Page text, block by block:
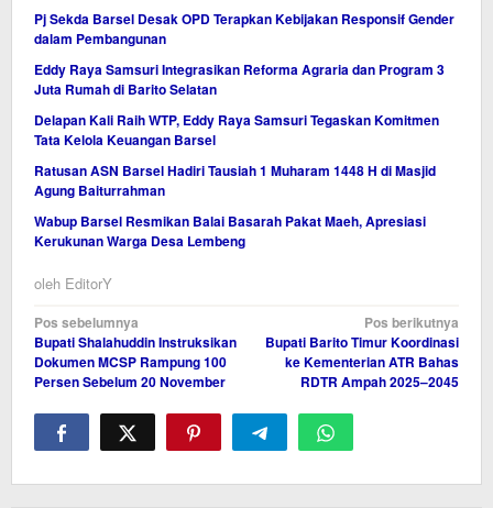
Pj Sekda Barsel Desak OPD Terapkan Kebijakan Responsif Gender
dalam Pembangunan
Eddy Raya Samsuri Integrasikan Reforma Agraria dan Program 3
Juta Rumah di Barito Selatan
Delapan Kali Raih WTP, Eddy Raya Samsuri Tegaskan Komitmen
Tata Kelola Keuangan Barsel
Ratusan ASN Barsel Hadiri Tausiah 1 Muharam 1448 H di Masjid
Agung Baiturrahman
Wabup Barsel Resmikan Balai Basarah Pakat Maeh, Apresiasi
Kerukunan Warga Desa Lembeng
oleh EditorY
Navigasi
pos
Pos sebelumnya
Bupati Shalahuddin Instruksikan
Dokumen MCSP Rampung 100
Persen Sebelum 20 November
Pos berikutnya
Bupati Barito Timur Koordinasi
ke Kementerian ATR Bahas
RDTR Ampah 2025–2045